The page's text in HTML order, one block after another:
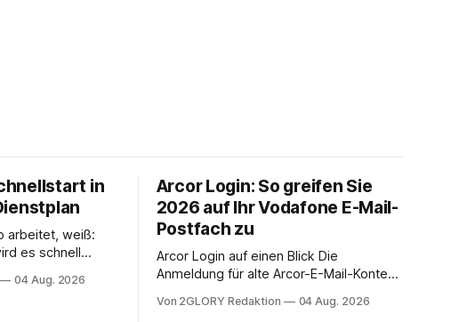
in
arbeitet, weiß:
es schnell
um dienstpläne,
04 Aug. 2026
Arcor Login: So greifen Sie
2026 auf Ihr Vodafone E-Mail-
Postfach zu
Arcor Login auf einen Blick Die
Anmeldung für alte Arcor-E-Mail-Konten
noch eine e mail adresse mit der Endung
Von 2GLORY Redaktion 04 Aug. 2026